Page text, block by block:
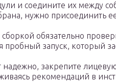
и соедините их между
нужно присоединить
обязательно
пробный запуск, который
надежно, закрепите
рекомендаций в